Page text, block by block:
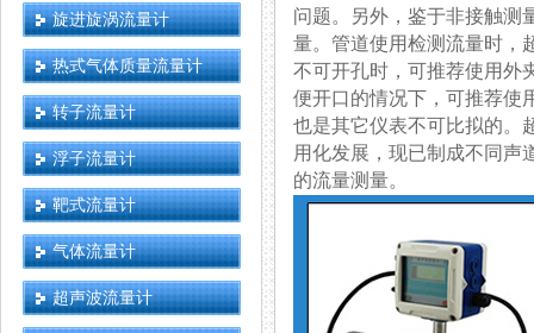
旋进旋涡流量计
热式气体质量流量计
转子流量计
浮子流量计
靶式流量计
气体流量计
超声波流量计
问题。另外，鉴于非接
量。管道使用检测流量时
不可开孔时，可推荐使用
便开口的情况下，可推荐使
也是其它仪表不可比拟的
用化发展，现已制成不同声
的流量测量。